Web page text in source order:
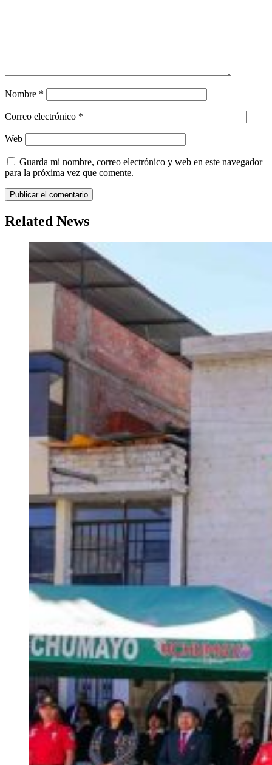
Nombre *
Correo electrónico *
Web
Guarda mi nombre, correo electrónico y web en este navegador
para la próxima vez que comente.
Related News